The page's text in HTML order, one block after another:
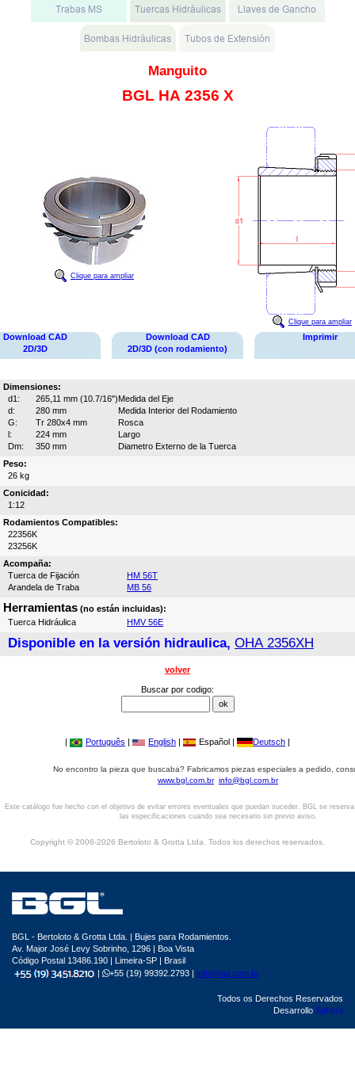
Manguito
BGL HA 2356 X
Clique para ampliar
Clique para ampliar
Download CAD
2D/3D
Download CAD
2D/3D (con rodamiento)
Imprimir
Dimensiones:
d1:
265,11 mm (10.7/16")Medida del Eje
d:
280 mm
Medida Interior del Rodamiento
G:
Tr 280x4 mm
Rosca
l:
224 mm
Largo
Dm:
350 mm
Diametro Externo de la Tuerca
Peso:
26 kg
Conicidad:
1:12
Rodamientos Compatibles:
22356K
23256K
Acompaña:
Tuerca de Fijación
HM 56T
Arandela de Traba
MB 56
Herramientas (no están incluidas):
Tuerca Hidráulica
HMV 56E
Disponible en la versión hidraulica, OHA 2356XH
volver
Buscar por codigo:
| Português | English | Español | Deutsch |
No encontro la pieza que buscaba? Fabricamos piezas especiales a pedido,
www.bgl.com.br info@bgl.com.br
Este catálogo fue hecho con el objetivo de evitar errores eventuales que puedan suceder. BGL se
las especificaciones cuando sea necesario sin previo aviso.
Copyright © 2006-2026 Bertoloto & Grotta Ltda. Todos los derechos reservados.
BGL - Bertoloto & Grotta Ltda. | Bujes para Rodamientos.
Av. Major José Levy Sobrinho, 1296 | Boa Vista
Código Postal 13486.190 | Limeira-SP | Brasil
|
+55 (19) 99392.2793 | info@bgl.com.br
Todos os Derechos Reservados
Desarrollo Sphera